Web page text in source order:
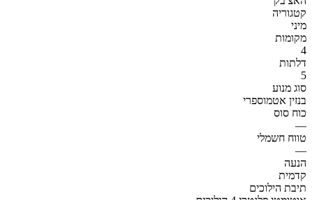
קטגוריה
מיני
מקומות
4
דלתות
5
סוג מנוע
בנזין אטמוספרי
כוח סוס
—
טווח חשמלי
—
הנעה
קדמית
תיבת הילוכים